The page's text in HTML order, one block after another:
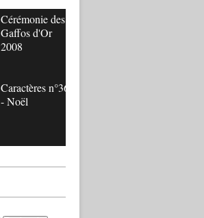
Cérémonie des
Gaffos d'Or
2008
Caractères n°36
- Noël